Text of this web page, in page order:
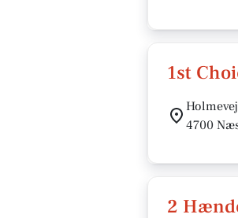
1st
4700
2